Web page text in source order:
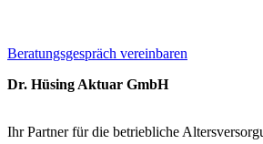
Beratungsgespräch vereinbaren
Dr. Hüsing Aktuar GmbH
Ihr Partner für die betriebliche